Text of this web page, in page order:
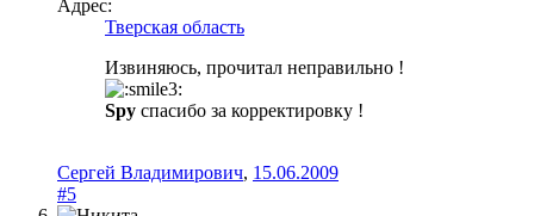
Адрес:
Тверская область
Извиняюсь, прочитал неправильно !
Spy спасибо за корректировку !
Сергей Владимирович, 15.06.2009
#5